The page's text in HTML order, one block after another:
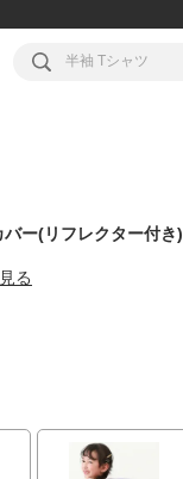
ー(リフレクター付き)
る